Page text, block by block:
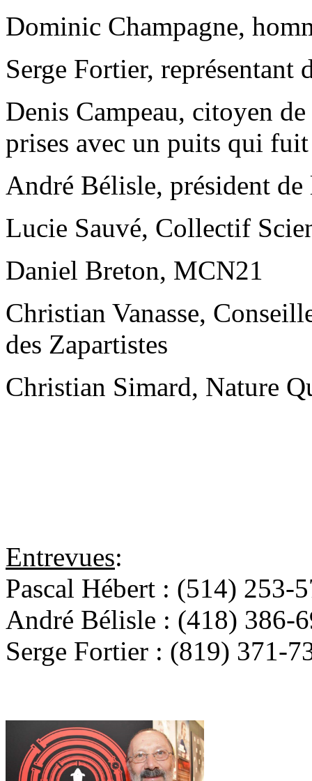
Dominic Champagne,
Serge Fortier, représentant
Denis Campeau, citoyen
prises avec un puits qui fuit
André Bélisle, président
Lucie Sauvé, Collectif
Daniel Breton, MCN21
Christian Vanasse,
des Zapartistes
Christian Simard, Nature
Entrevues:
Pascal Hébert : (514) 253-
André Bélisle : (418) 386-
Serge Fortier : (819) 371-